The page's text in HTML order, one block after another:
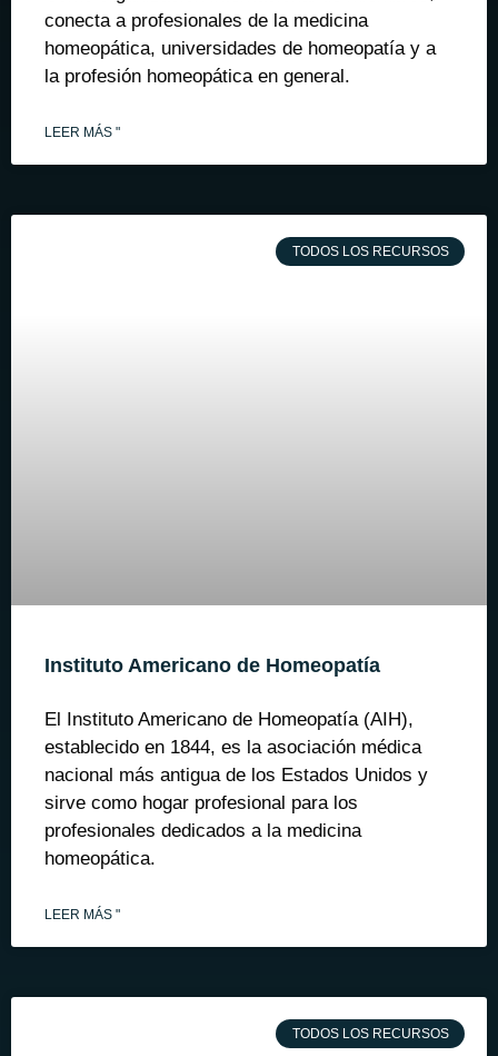
conecta a profesionales de la medicina
homeopática, universidades de homeopatía y a
la profesión homeopática en general.
LEER MÁS "
TODOS LOS RECURSOS
Instituto Americano de Homeopatía
El Instituto Americano de Homeopatía (AIH),
establecido en 1844, es la asociación médica
nacional más antigua de los Estados Unidos y
sirve como hogar profesional para los
profesionales dedicados a la medicina
homeopática.
LEER MÁS "
TODOS LOS RECURSOS